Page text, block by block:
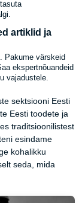
artiklid ja
Pakume värskeid
ekspertnõuandeid
vajadustele.
sektsiooni Eesti
Eesti toodete ja
traditsioonilistest
esindame
kohalikku
seda, mida